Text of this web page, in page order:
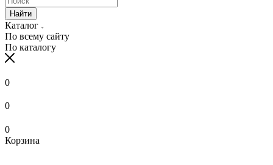
Найти
Каталог
По всему сайту
По каталогу
0
0
0
Корзина